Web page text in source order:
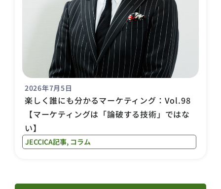
2026年7月5日
楽しく誰にも分かるマーケティング：Vol.98
【マーケティングは「論破する技術」ではな
い】
JECCICA記事, コラム